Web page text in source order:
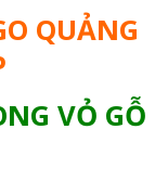
QUẢNG
VỎ GỖ